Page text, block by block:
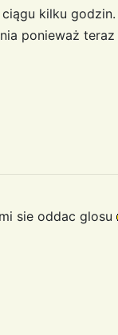
kilku godzin.
ponieważ
sie oddac glosu